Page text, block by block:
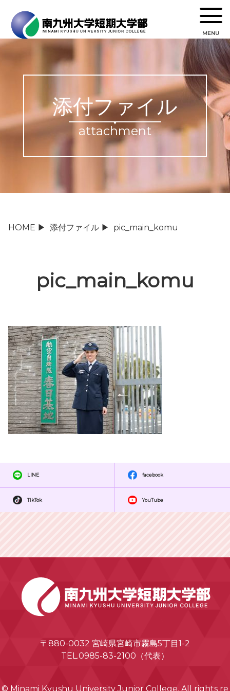
MENU
添付ファイル
attachment
HOME ▶ 添付ファイル ▶ pic_main_komu
pic_main_komu
LINE facebook
TikTok YouTube
〒880-0032 宮崎県宮崎市霧島5丁目1-2
TEL.0985-83-2100（代表）
© Minami Kyushu University Junior College. All rights re